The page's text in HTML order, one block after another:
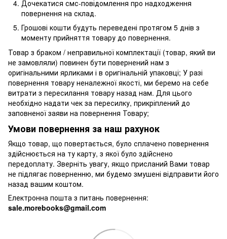
Дочекатися смс-повідомлення про надходження
повернення на склад.
Грошові кошти будуть переведені протягом 5 днів з
моменту прийняття товару до повернення.
Товар з браком / неправильної комплектації (товар, який ви
не замовляли) повинен бути повернений нам з
оригінальними ярликами і в оригінальній упаковці; У разі
повернення товару неналежної якості, ми беремо на себе
витрати з пересилання товару назад нам. Для цього
необхідно надати чек за пересилку, прикріплений до
заповненої заяви на повернення Товару;
Умови повернення за наш рахунок
Якщо товар, що повертається, було сплачено повернення
здійснюється на ту карту, з якої було здійснено
передоплату. Зверніть увагу, якщо присланий Вами товар
не підлягає поверненню, ми будемо змушені відправити його
назад вашим коштом.
Електронна пошта з питань повернення:
sale.morebooks@gmail.com